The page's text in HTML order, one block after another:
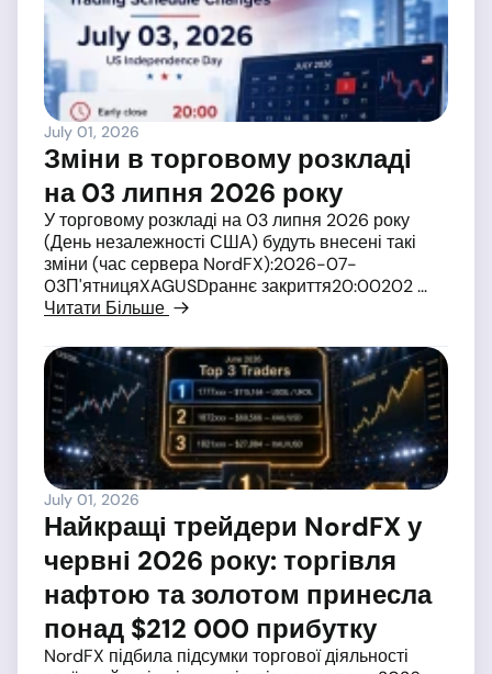
July 01, 2026
Зміни в торговому розкладі
на 03 липня 2026 року
У торговому розкладі на 03 липня 2026 року
(День незалежності США) будуть внесені такі
зміни (час сервера NordFX):2026-07-
03П'ятницяXAGUSDраннє закриття20:00202 ...
Читати Більше
July 01, 2026
Найкращі трейдери NordFX у
червні 2026 року: торгівля
нафтою та золотом принесла
понад $212 000 прибутку
NordFX підбила підсумки торгової діяльності